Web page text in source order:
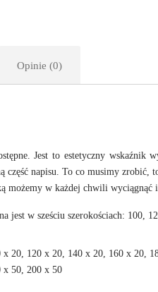
Opinie (0)
Jest to estetyczny wskaźnik
napisu. To co musimy zrobić,
możemy w każdej chwili wyciągnąć
jest w sześciu szerokościach:
x 20, 120 x 20, 140 x 20, 160 x 20,
x 50, 200 x 50